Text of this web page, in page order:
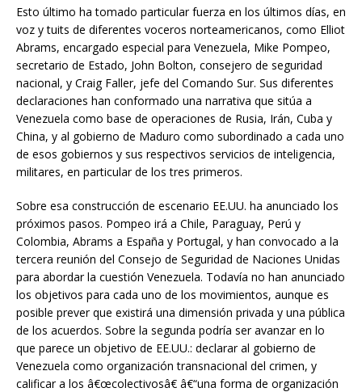
Esto último ha tomado particular fuerza en los últimos días, en
voz y tuits de diferentes voceros norteamericanos, como Elliot
Abrams, encargado especial para Venezuela, Mike Pompeo,
secretario de Estado, John Bolton, consejero de seguridad
nacional, y Craig Faller, jefe del Comando Sur. Sus diferentes
declaraciones han conformado una narrativa que sitúa a
Venezuela como base de operaciones de Rusia, Irán, Cuba y
China, y al gobierno de Maduro como subordinado a cada uno
de esos gobiernos y sus respectivos servicios de inteligencia,
militares, en particular de los tres primeros.
Sobre esa construcción de escenario EE.UU. ha anunciado los
próximos pasos. Pompeo irá a Chile, Paraguay, Perú y
Colombia, Abrams a España y Portugal, y han convocado a la
tercera reunión del Consejo de Seguridad de Naciones Unidas
para abordar la cuestión Venezuela. Todavía no han anunciado
los objetivos para cada uno de los movimientos, aunque es
posible prever que existirá una dimensión privada y una pública
de los acuerdos. Sobre la segunda podría ser avanzar en lo
que parece un objetivo de EE.UU.: declarar al gobierno de
Venezuela como organización transnacional del crimen, y
calificar a los â€œcolectivosâ€ â€“una forma de organización